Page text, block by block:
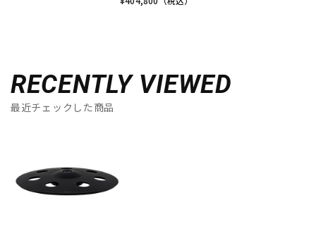
RECENTLY VIEWED
最近チェックした商品